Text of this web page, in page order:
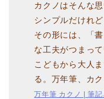
カクノはそんな
シンプルだけれ
その形には、「
な工夫がつまって
こどもから大人
る。万年筆、カク
万年筆 カクノ | 筆